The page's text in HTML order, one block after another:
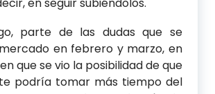
parte de las dudas que se
en febrero y marzo, en
que se vio la posibilidad de que
podría tomar más tiempo del